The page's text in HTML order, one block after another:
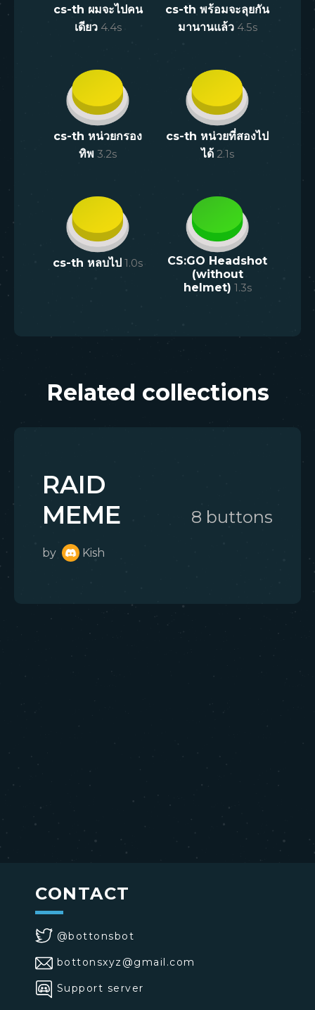
cs-th ผมจะไปคน
เดียว 4.4s
cs-th พร้อมจะลุยกัน
มานานแล้ว 4.5s
cs-th หน่วยกรอง
ทิพ 3.2s
cs-th หน่วยที่สองไป
ได้ 2.1s
cs-th หลบไป 1.0s
CS:GO Headshot
(without
helmet) 1.3s
Related collections
RAID
MEME
by Kish
8 buttons
CONTACT
@bottonsbot
bottonsxyz@gmail.com
Support server